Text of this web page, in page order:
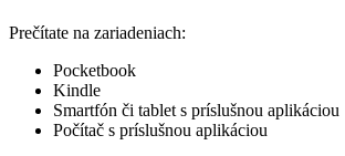
Prečítate na zariadeniach:
Pocketbook
Kindle
Smartfón či tablet s príslušnou aplikáciou
Počítač s príslušnou aplikáciou